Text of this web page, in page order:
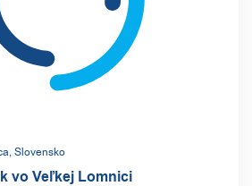
Slovensko
vo Veľkej Lomnici